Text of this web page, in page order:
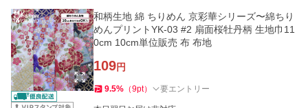
和柄生地 綿 ちりめん 京彩華シリーズ〜綿ちり
めんプリントYK-03 #2 扇面桜牡丹柄 生地巾11
0cm 10cm単位販売 布 布地
109円
9.5% （9pt） 要エントリー